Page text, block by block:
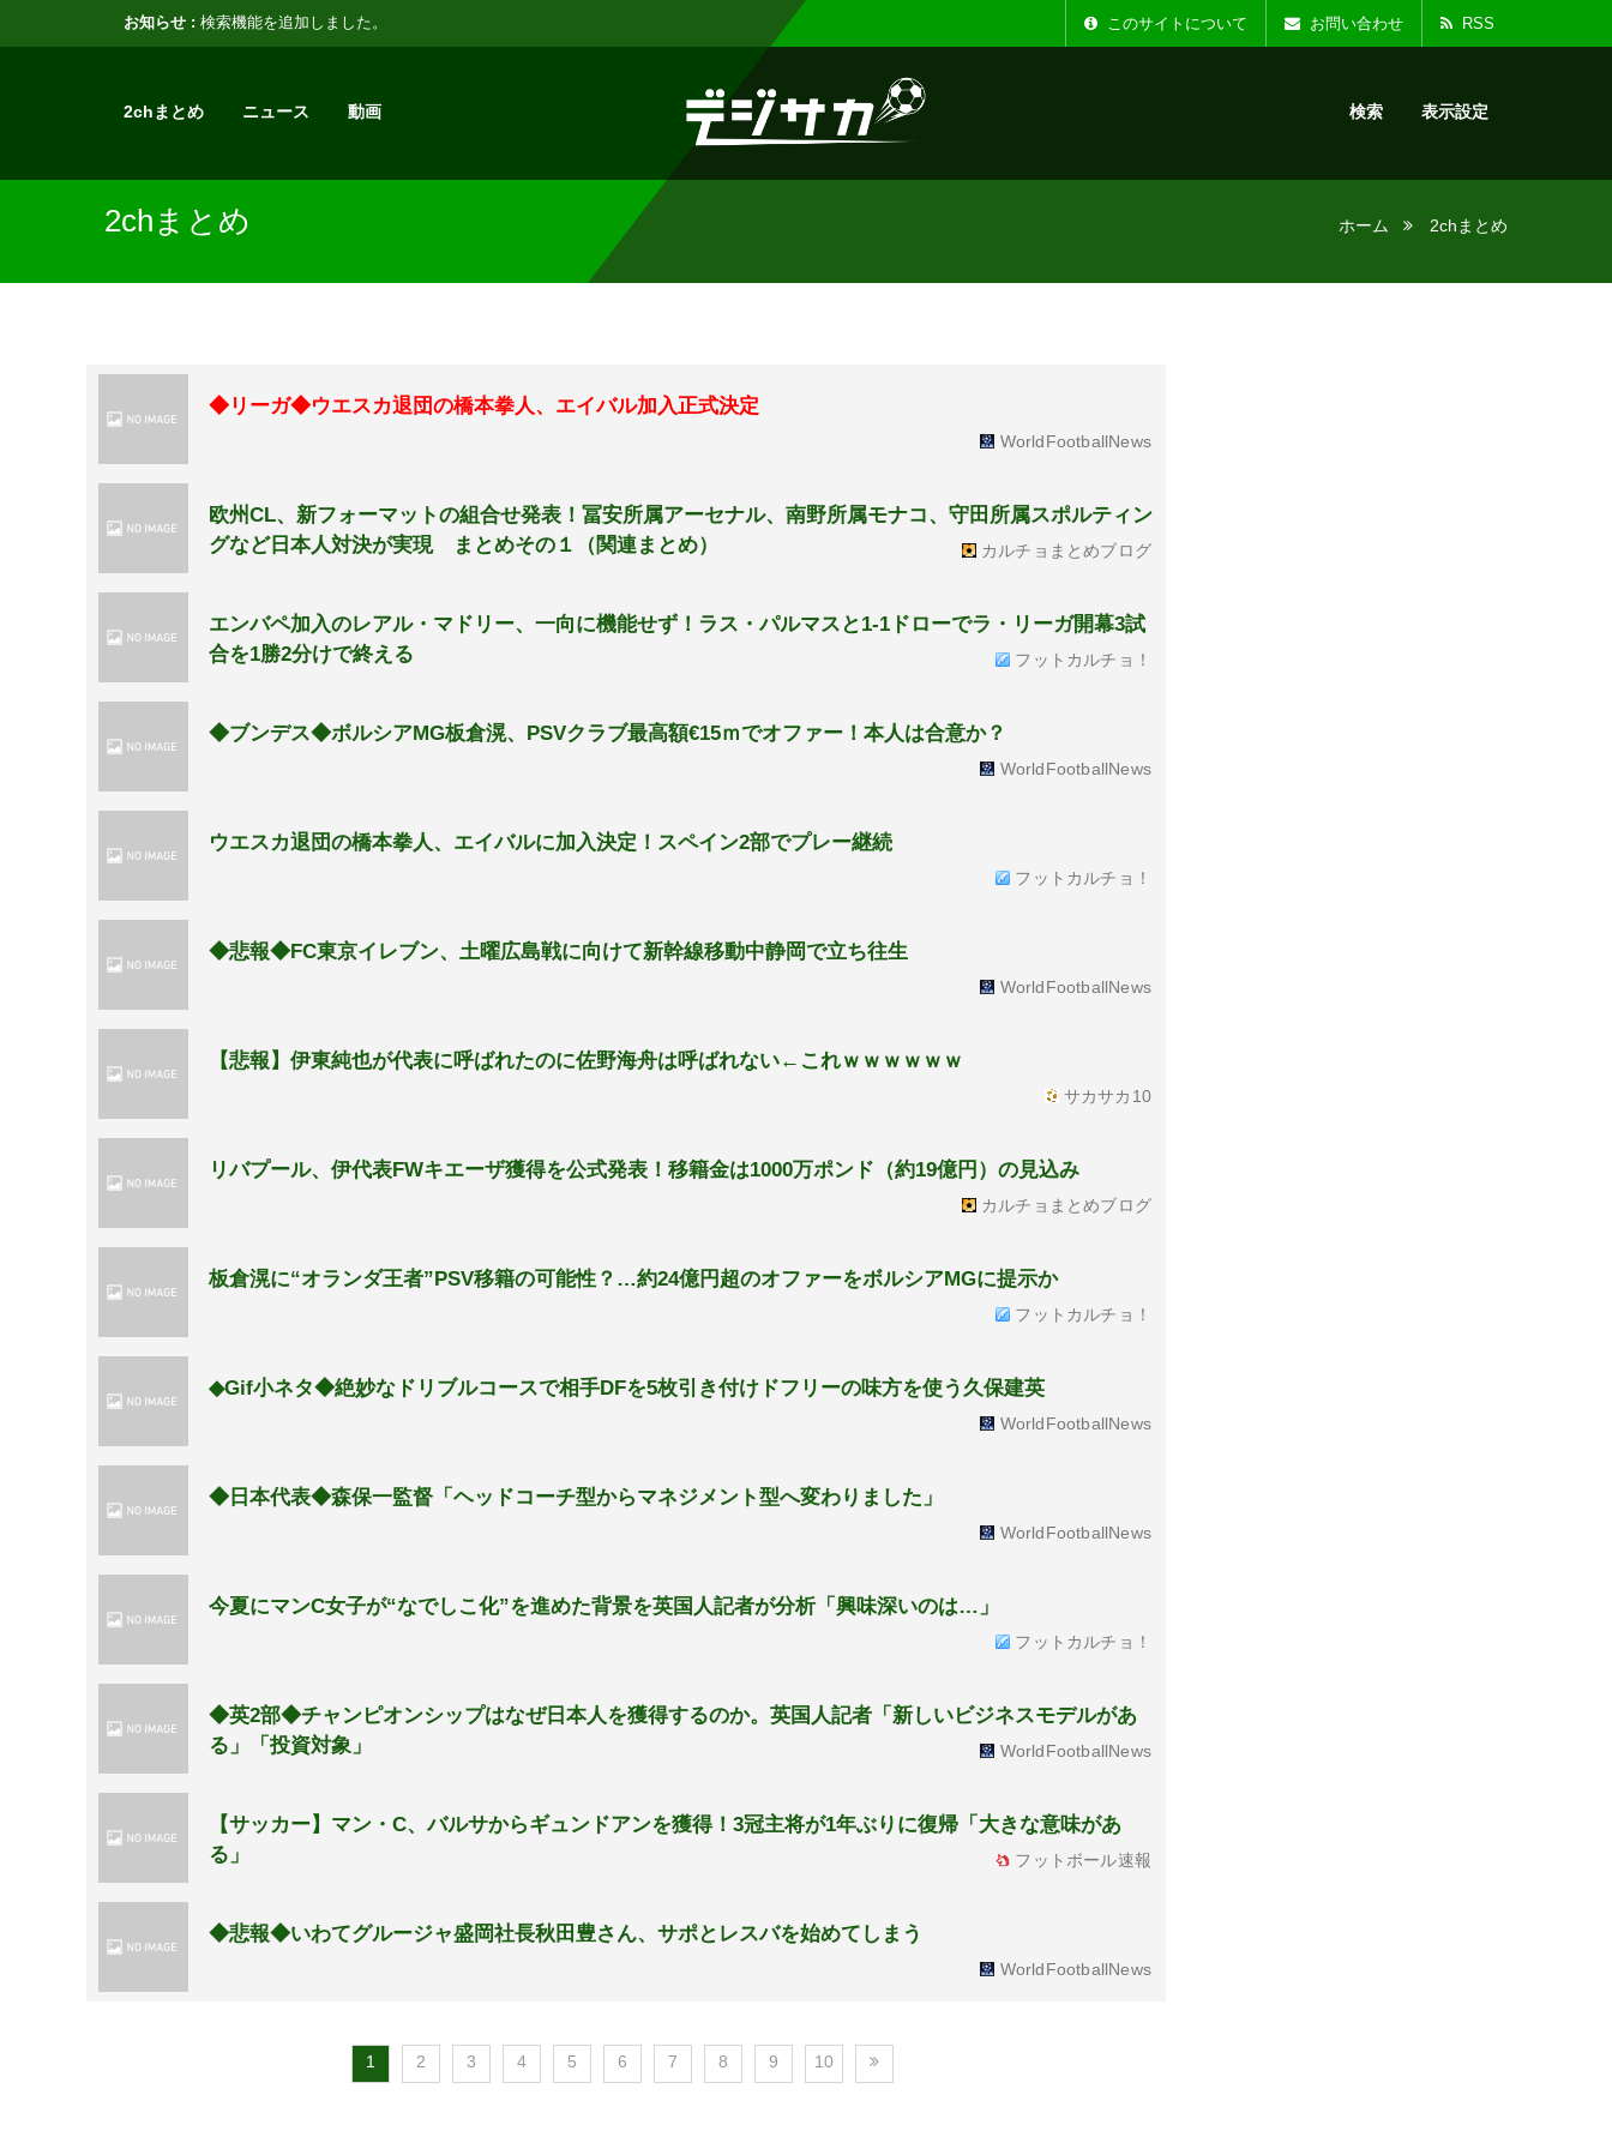
お知らせ : 検索機能を追加しました。 表示設定機能を追加しました。 お知らせ :
このサイトについて お問い合わせ RSS
2chまとめ ニュース 動画 検索 表示設定
2chまとめ ホーム 2chまとめ
◆リーガ◆ウエスカ退団の橋本拳人、エイバル加入正式決定
WorldFootballNews
欧州CL、新フォーマットの組合せ発表！冨安所属アーセナル、南野所属モナコ、守田所属スポルティン
グなど日本人対決が実現 まとめその１（関連まとめ）
カルチョまとめブログ
エンバペ加入のレアル・マドリー、一向に機能せず！ラス・パルマスと1-1ドローでラ・リーガ開幕3試
合を1勝2分けで終える
フットカルチョ！
◆ブンデス◆ボルシアMG板倉滉、PSVクラブ最高額€15ｍでオファー！本人は合意か？
WorldFootballNews
ウエスカ退団の橋本拳人、エイバルに加入決定！スペイン2部でプレー継続
フットカルチョ！
◆悲報◆FC東京イレブン、土曜広島戦に向けて新幹線移動中静岡で立ち往生
WorldFootballNews
【悲報】伊東純也が代表に呼ばれたのに佐野海舟は呼ばれない←これｗｗｗｗｗｗ
サカサカ10
リバプール、伊代表FWキエーザ獲得を公式発表！移籍金は1000万ポンド（約19億円）の見込み
カルチョまとめブログ
板倉滉に“オランダ王者”PSV移籍の可能性？…約24億円超のオファーをボルシアMGに提示か
フットカルチョ！
◆Gif小ネタ◆絶妙なドリブルコースで相手DFを5枚引き付けドフリーの味方を使う久保建英
WorldFootballNews
◆日本代表◆森保一監督「ヘッドコーチ型からマネジメント型へ変わりました」
WorldFootballNews
今夏にマンC女子が“なでしこ化”を進めた背景を英国人記者が分析「興味深いのは…」
フットカルチョ！
◆英2部◆チャンピオンシップはなぜ日本人を獲得するのか。英国人記者「新しいビジネスモデルがあ
る」「投資対象」
WorldFootballNews
【サッカー】マン・C、バルサからギュンドアンを獲得！3冠主将が1年ぶりに復帰「大きな意味があ
る」
フットボール速報
◆悲報◆いわてグルージャ盛岡社長秋田豊さん、サポとレスバを始めてしまう
WorldFootballNews
1 2 3 4 5 6 7 8 9 10